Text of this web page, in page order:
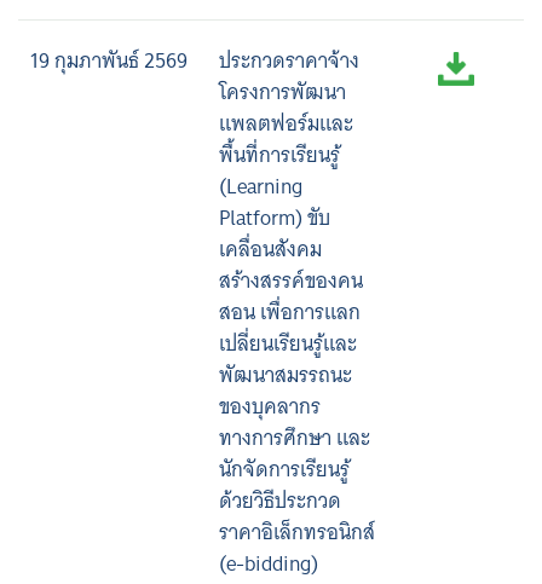
19 กุมภาพันธ์ 2569
ประกวดราคาจ้าง
โครงการพัฒนา
แพลตฟอร์มและ
พื้นที่การเรียนรู้
(Learning
Platform) ขับ
เคลื่อนสังคม
สร้างสรรค์ของคน
สอน เพื่อการแลก
เปลี่ยนเรียนรู้และ
พัฒนาสมรรถนะ
ของบุคลากร
ทางการศึกษา และ
นักจัดการเรียนรู้
ด้วยวิธีประกวด
ราคาอิเล็กทรอนิกส์
(e-bidding)